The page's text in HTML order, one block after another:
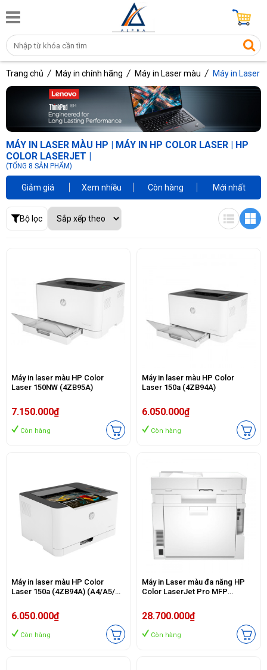
Trang chủ Máy in chính hãng Máy in Laser màu Máy in Laser
MÁY IN LASER MÀU HP | MÁY IN HP COLOR LASER | HP
COLOR LASERJET |
(TỔNG 8 SẢN PHẨM)
Giảm giá Xem nhiều Còn hàng Mới nhất
Bộ lọc
Máy in laser màu HP Color
Laser 150NW (4ZB95A)
7.150.000₫
Còn hàng
Máy in laser màu HP Color
Laser 150a (4ZB94A)
6.050.000₫
Còn hàng
Máy in laser màu HP Color
Laser 150a (4ZB94A) (A4/A5/
6.050.000₫
Còn hàng
Máy in Laser màu đa năng HP
Color LaserJet Pro MFP
quét)
28.700.000₫
Còn hàng